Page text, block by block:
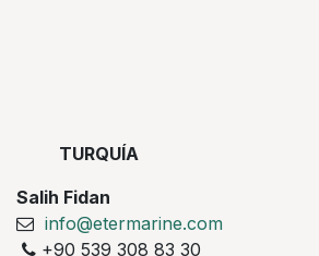
TURQUÍA
Salih Fidan
info@etermarine.com
+90 539 308 83 30